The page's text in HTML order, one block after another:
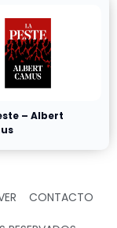
– Albert
CONTACTO